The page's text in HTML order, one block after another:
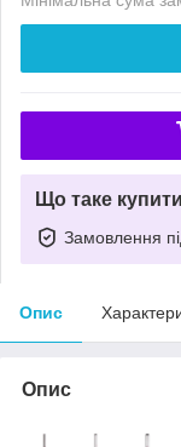
Що таке
Замовлення
Опис
Опис